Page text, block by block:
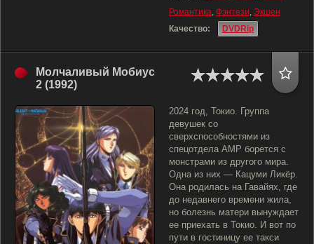
Романтика, Фэнтези, Экшен
Качество:
DVDRip
Молчаливый Мобиус
2 (1992)
2024 год, Токио. Группа
девушек со
сверхспособностями из
спецотдела АМР борется с
монстрами из другого мира.
Одна из них — Кацуми Ликёр.
Она родилась на Гавайях, где
до недавнего времени жила,
но болезнь матери вынуждает
ее приехать в Токио. И вот по
пути в гостиницу ее такси